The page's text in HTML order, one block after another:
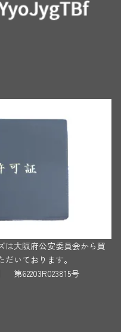
は大阪府公安委員会から買
いております。
第62203R023815号